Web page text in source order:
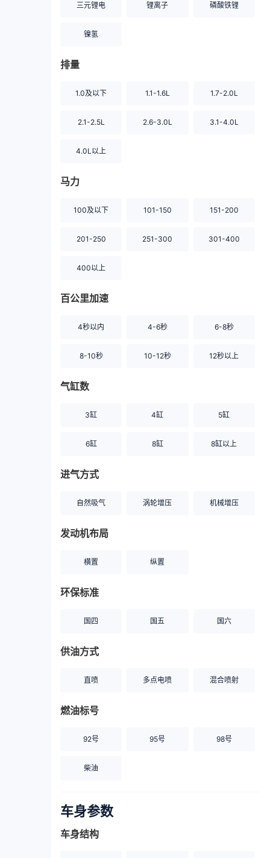
三元锂电 锂离子 磷酸铁锂
镍氢
排量
1.0及以下 1.1-1.6L 1.7-2.0L
2.1-2.5L 2.6-3.0L 3.1-4.0L
4.0L以上
马力
100及以下 101-150 151-200
201-250 251-300 301-400
400以上
百公里加速
4秒以内 4-6秒 6-8秒
8-10秒 10-12秒 12秒以上
气缸数
3缸 4缸 5缸
6缸 8缸 8缸以上
进气方式
自然吸气 涡轮增压 机械增压
发动机布局
横置 纵置
环保标准
国四 国五 国六
供油方式
直喷 多点电喷 混合喷射
燃油标号
92号 95号 98号
柴油
车身参数
车身结构